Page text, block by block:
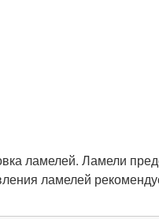
ламелей. Ламели
ламелей